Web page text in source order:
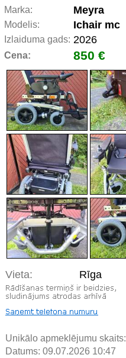
Marka: Meyra
Modelis: Ichair mc
Izlaiduma gads: 2026
Cena: 850 €
Vieta: Rīga
Unikālo apmeklējumu skaits:
Datums: 09.07.2026 10:47